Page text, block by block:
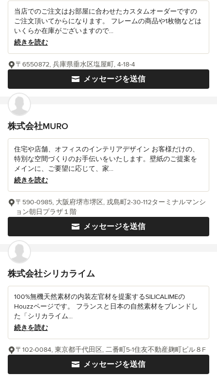
当店でのご注文はお部屋に合わせたカスタムオーダーですの
ご注文頂いてからになります。 フレームの商品や1枚物などは
いくらか在庫がございますので...
続きを読む
メッセージを送信
〒6550872, 兵庫県垂水区塩屋町, 4-18-4
株式会社MURO
住宅や店舗、オフィスのインテリアデザイン お客様だけの、
特別な空間づくりのお手伝いをいたします。壁紙のご提案を
メインに、ご要望に応じて、家...
続きを読む
メッセージを送信
〒590-0985, 大阪府堺市堺区, 戎島町2-30-112ターミナルマンシ
ョン朝日プラザ１階
株式会社シリカライム
100%無機天然素材の内装左官材を提案するSILICALIMEの
Houzzページです。 フランスと日本の自然素材をブレンドし
た「シリカライム...
続きを読む
メッセージを送信
〒102-0084, 東京都千代田区, 二番町5-1住友不動産麹町ビル８F